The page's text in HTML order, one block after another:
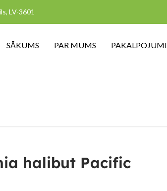
LV-3601
SĀKUMS PAR MUMS PAKALPOJUMI
halibut Pacific